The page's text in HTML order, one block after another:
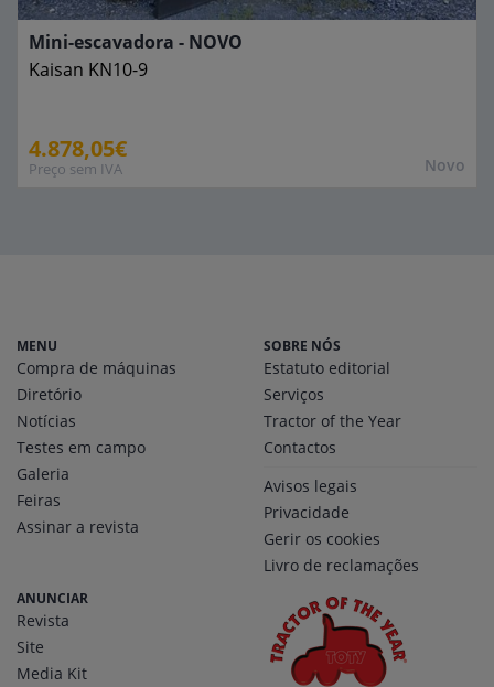
Novo
Mini-escavadora - NOVO
Kaisan KN10-9
4.878,05€
Preço sem IVA
MENU
Compra de máquinas
Diretório
Notícias
Testes em campo
Galeria
Feiras
Assinar a revista
SOBRE NÓS
Estatuto editorial
Serviços
Tractor of the Year
Contactos
Avisos legais
Privacidade
Gerir os cookies
Livro de reclamações
ANUNCIAR
Revista
Site
Media Kit